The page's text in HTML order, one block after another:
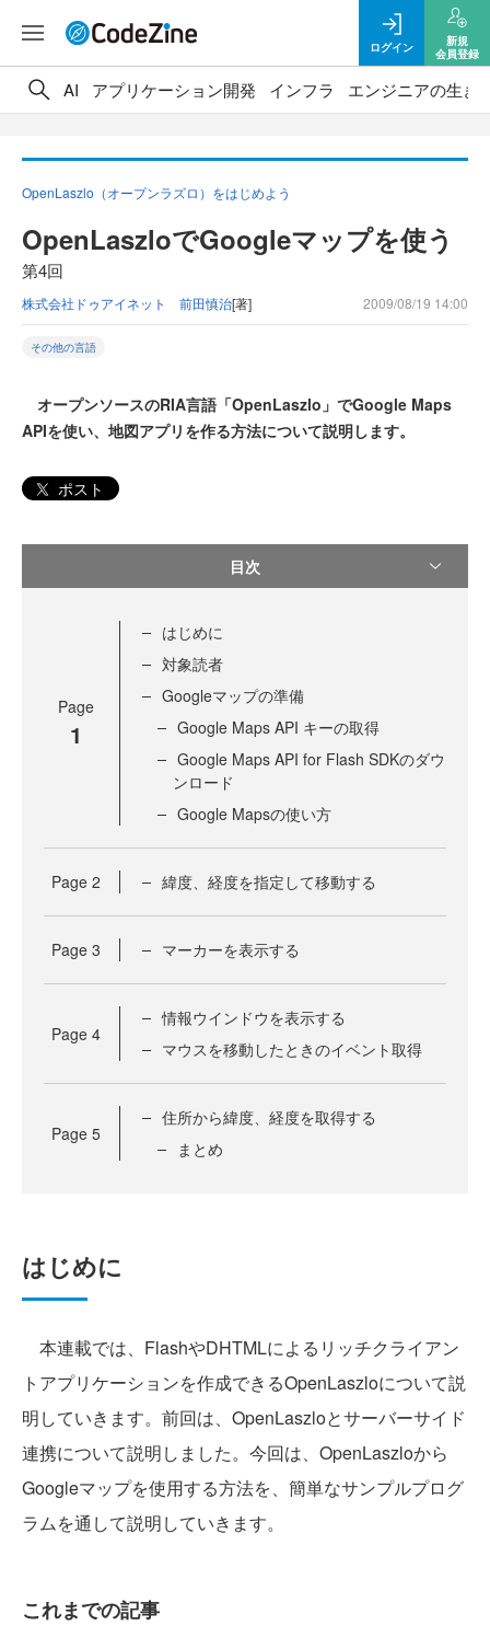
ログイン
新規
会員登録
AI アプリケーション開発 インフラ エンジニアの生き
OpenLaszlo（オープンラズロ）をはじめよう
OpenLaszloでGoogleマップを使う
第4回
株式会社ドゥアイネット 前田慎治[著] 2009/08/19 14:00
その他の言語
オープンソースのRIA言語「OpenLaszlo」でGoogle Maps
APIを使い、地図アプリを作る方法について説明します。
ポスト
目次
Page
1
はじめに
対象読者
Googleマップの準備
Google Maps API キーの取得
Google Maps API for Flash SDKのダウ
ンロード
Google Mapsの使い方
Page 2 緯度、経度を指定して移動する
Page 3 マーカーを表示する
Page 4
情報ウインドウを表示する
マウスを移動したときのイベント取得
Page 5
住所から緯度、経度を取得する
まとめ
はじめに
本連載では、FlashやDHTMLによるリッチクライアン
トアプリケーションを作成できるOpenLaszloについて説
明していきます。前回は、OpenLaszloとサーバーサイド
連携について説明しました。今回は、OpenLaszloから
Googleマップを使用する方法を、簡単なサンプルプログ
ラムを通して説明していきます。
これまでの記事